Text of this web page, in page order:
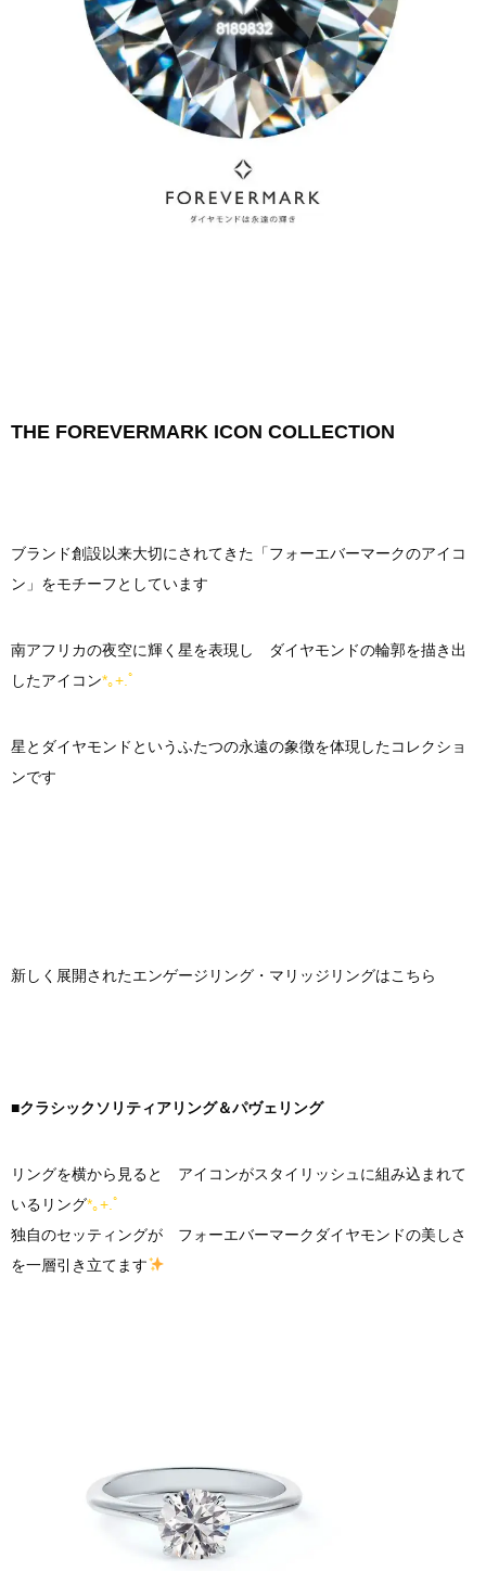
THE FOREVERMARK ICON COLLECTION
ブランド創設以来大切にされてきた「フォーエバーマークのアイコ
ン」をモチーフとしています
南アフリカの夜空に輝く星を表現し ダイヤモンドの輪郭を描き出
したアイコン*｡+.ﾟ
星とダイヤモンドというふたつの永遠の象徴を体現したコレクショ
ンです
新しく展開されたエンゲージリング・マリッジリングはこちら
■クラシックソリティアリング＆パヴェリング
リングを横から見ると アイコンがスタイリッシュに組み込まれて
いるリング*｡+.ﾟ
独自のセッティングが フォーエバーマークダイヤモンドの美しさ
を一層引き立てます